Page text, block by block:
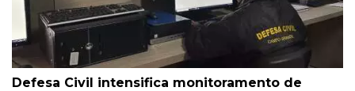
Defesa Civil intensifica monitoramento de